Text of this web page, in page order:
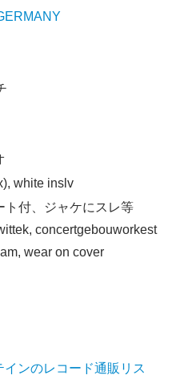
white inslv
ト付、ジャケにスレ等
concertgebouworkest
wear on cover
ンのレコード通販リス